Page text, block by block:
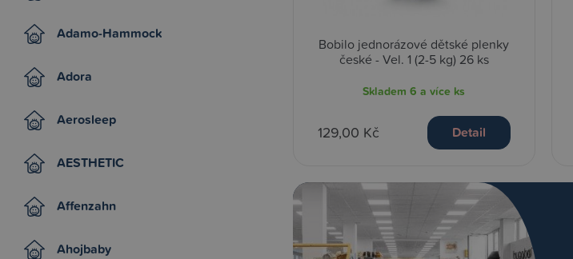
Adamo-Hammock
Adora
Aerosleep
AESTHETIC
Affenzahn
Ahojbaby
Bobilo jednorázové dětské plenky
české - Vel. 1 (2-5 kg) 26 ks
Skladem6 a více ks
129,00 Kč Detail